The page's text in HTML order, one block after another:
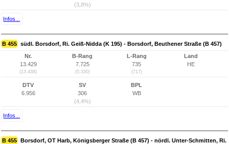
(3,8%)
Infos...
B 455 südl. Borsdorf, Ri. Geiß-Nidda (K 195) - Borsdorf, Beuthener Straße (B 457)
Nr.
13.429
(13.438)
B-Rang
7.725
(5.330)
L-Rang
735
(717)
Land
HE
DTV
6.956
SV
306
(4,4%)
BPL
WB
Infos...
B 455 Borsdorf, OT Harb, Königsberger Straße (B 457) - nördl. Unter-Schmitten, Ri.